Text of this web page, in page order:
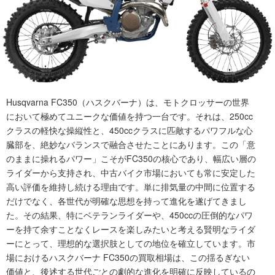
Husqvarna FC350（ハスクバーナ）は、モトクロッサーの世界
において極めてユニークな価値を持つ一台です。それは、250cc
クラスの軽快な操縦性と、450ccクラスに匹敵するパワフルな心
臓部を、絶妙なバランスで融合させたことにあります。この「意
のままに操れるパワー」こそがFC350の核心であり、幅広い層の
ライダーから支持され、中古バイク市場においても常に安定した
高い評価を維持し続ける理由です。単に排気量の中間に位置する
だけでなく、各世代が明確な思想を持って進化を遂げてきまし
た。その結果、特にベテランライダーや、450ccの圧倒的なパワ
ーを持て余すことなくレースを楽しみたいと考える賢明なライダ
ーにとって、理想的な選択肢としての地位を確立しています。市
場におけるハスクバーナ FC350の買取相場は、この揺るぎない
価値と、後述する世代ごとの劇的な進化を明確に反映しているの